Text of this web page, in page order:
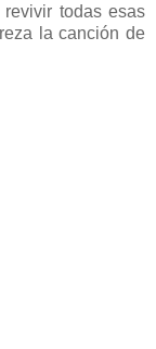
revivir todas esas
la canción de